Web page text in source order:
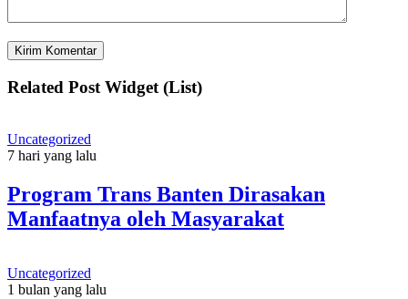
Related Post Widget (List)
Uncategorized
7 hari yang lalu
Program Trans Banten Dirasakan
Manfaatnya oleh Masyarakat
Uncategorized
1 bulan yang lalu